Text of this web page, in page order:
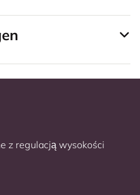
z regulacją wysokości